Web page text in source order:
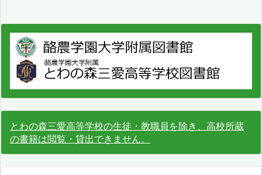
とわの森三愛高等学校の生徒・教職員を除き、高校所蔵
の書籍は閲覧・貸出できません。